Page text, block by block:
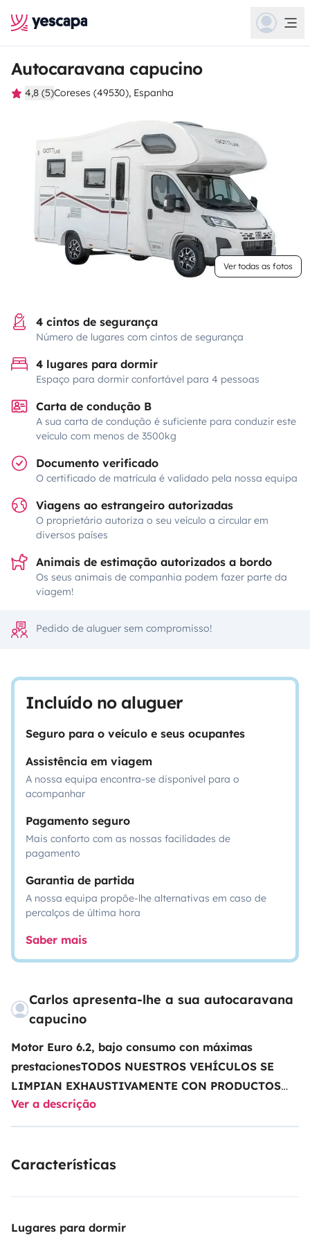
Autocaravana capucino
4,8 (5)Coreses (49530), Espanha
Ver todas as fotos
4 cintos de segurança
Número de lugares com cintos de segurança
4 lugares para dormir
Espaço para dormir confortável para 4 pessoas
Carta de condução B
A sua carta de condução é suficiente para conduzir este
veículo com menos de 3500kg
Documento verificado
O certificado de matrícula é validado pela nossa equipa
Viagens ao estrangeiro autorizadas
O proprietário autoriza o seu veículo a circular em
diversos países
Animais de estimação autorizados a bordo
Os seus animais de companhia podem fazer parte da
viagem!
Pedido de aluguer sem compromisso!
Incluído no aluguer
Seguro para o veículo e seus ocupantes
Assistência em viagem
A nossa equipa encontra-se disponível para o
acompanhar
Pagamento seguro
Mais conforto com as nossas facilidades de
pagamento
Garantia de partida
A nossa equipa propõe-lhe alternativas em caso de
percalços de última hora
Saber mais
Carlos apresenta-lhe a sua autocaravana
capucino
Motor Euro 6.2, bajo consumo con máximas
prestacionesTODOS NUESTROS VEHÍCULOS SE
LIMPIAN EXHAUSTIVAMENTE CON PRODUCTOS
ESPECIFICOS PARA DESINFECCIÓN, ADEMÁS DE
TRATARLOS CON MAQUINA DE OZONO Y
CADA ALQUILER!!! LIBRE DE VIRUS,
Acondicionado
Agua Caliente
Ver a descrição
Características
Lugares para dormir